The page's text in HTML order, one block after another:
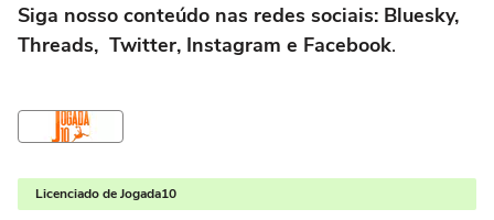
Siga nosso conteúdo nas redes sociais: Bluesky,
Threads, Twitter, Instagram e Facebook.
Licenciado de Jogada10